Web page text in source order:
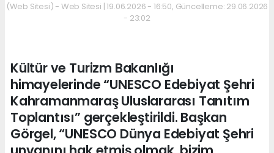
(Web Sitesi) - Web Sitesi | 19.06.2026 - 16:50, Güncelleme: 29.06.2026
- 23:02
Kültür ve Turizm Bakanlığı
himayelerinde “UNESCO Edebiyat Şehri
Kahramanmaraş Uluslararası Tanıtım
Toplantısı” gerçekleştirildi. Başkan
Görgel, “UNESCO Dünya Edebiyat Şehri